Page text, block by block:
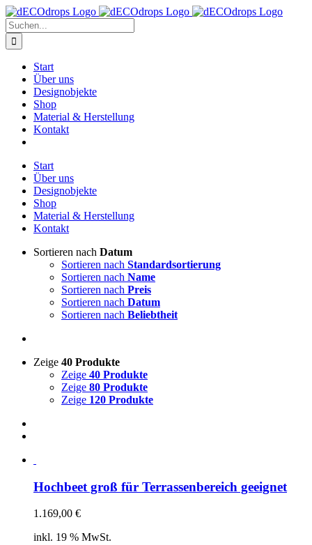
Zum
Inhalt
springen
Suche
nach:
Start
Über uns
Designobjekte
Shop
Material & Herstellung
Kontakt
Start
Über uns
Designobjekte
Shop
Material & Herstellung
Kontakt
Sortieren nach Datum
Sortieren nach Standardsortierung
Sortieren nach Name
Sortieren nach Preis
Sortieren nach Datum
Sortieren nach Beliebtheit
Zeige 40 Produkte
Zeige 40 Produkte
Zeige 80 Produkte
Zeige 120 Produkte
Hochbeet groß für Terrassenbereich geeignet
1.169,00 €
inkl. 19 % MwSt.